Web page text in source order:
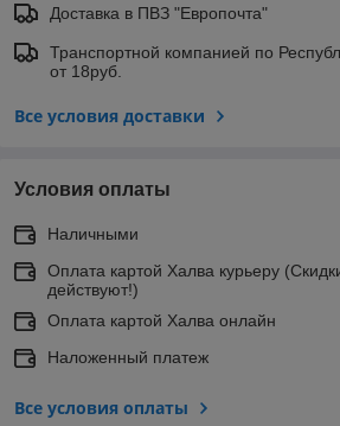
Доставка в ПВЗ "Европочта"
Транспортной компанией по
от 18руб.
Все условия доставки
Условия оплаты
Наличными
Оплата картой Халва курьеру
действуют!)
Оплата картой Халва онлайн
Наложенный платеж
Все условия оплаты